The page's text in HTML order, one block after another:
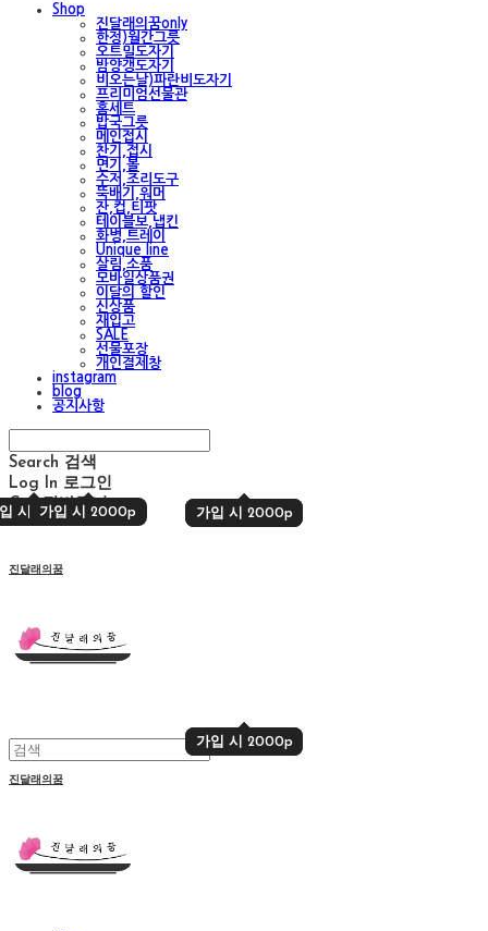
Shop
진달래의꿈only
한정)월간그릇
오트밀도자기
밤양갱도자기
비오는날)파란비도자기
프리미엄선물관
홈세트
밥국그릇
메인접시
찬기,접시
면기,볼
수저,조리도구
뚝배기,워머
잔,컵,티팟
테이블보,냅킨
화병,트레이
Unique line
살림,소품
모바일상품권
이달의 할인
신상품
재입고
SALE
선물포장
개인결제창
instagram
blog
공지사항
Search 검색
Log In
시 2000p
로그인
가입 시 2000p 가입 시 2000p
가입 시 2000p
Cart장바구니
진달래의꿈
가입 시 2000p
가입 시 2000p
진달래의꿈